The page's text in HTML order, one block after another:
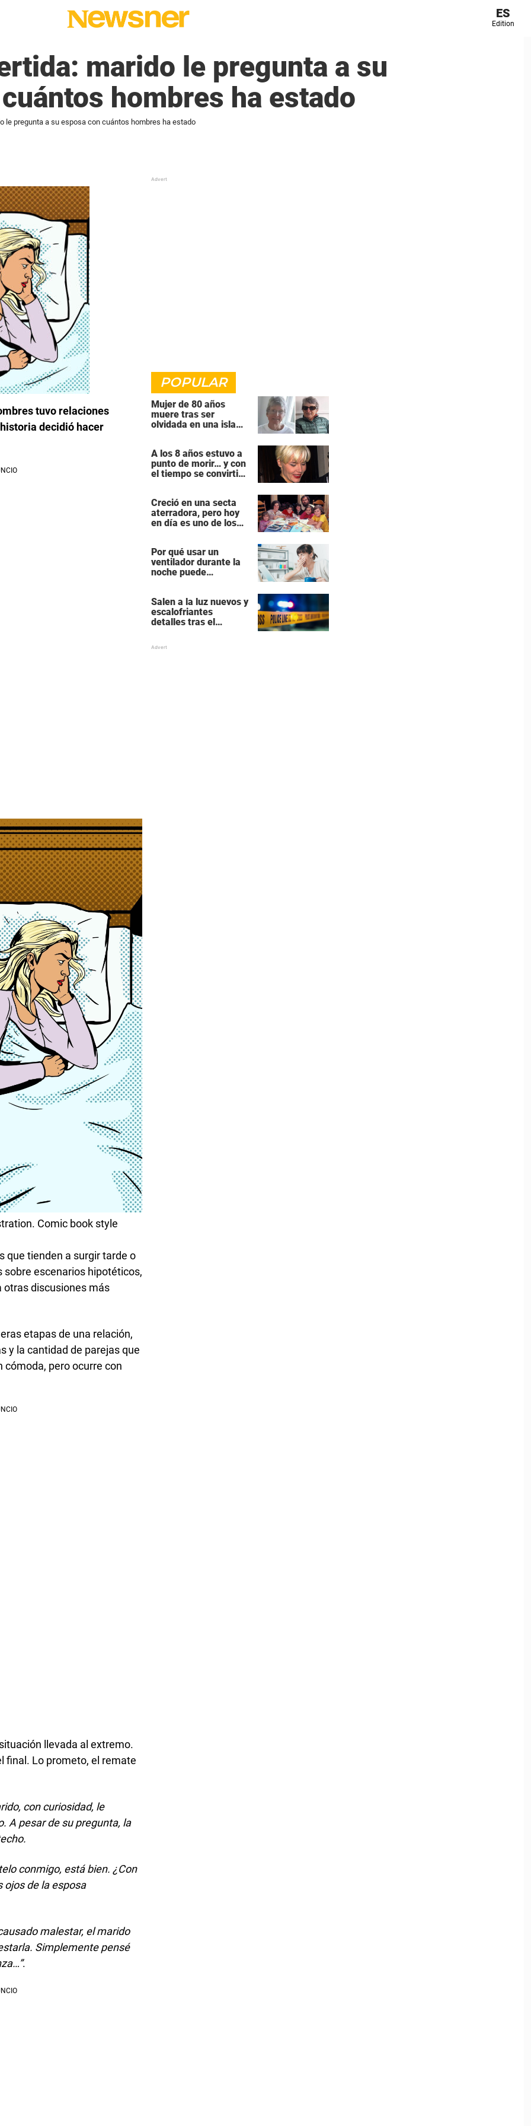
ES
Edition
marido le pregunta a su
hombres ha estado
le pregunta a su esposa con cuántos hombres ha estado
tuvo relaciones
decidió hacer
Comic book style
que tienden a surgir tarde o
escenarios hipotéticos,
otras discusiones más
etapas de una relación,
y la cantidad de parejas que
cómoda, pero ocurre con
llevada al extremo.
final. Lo prometo, el remate
con curiosidad, le
A pesar de su pregunta, la
conmigo, está bien. ¿Con
ojos de la esposa
malestar, el marido
Simplemente pensé
.
POPULAR
Mujer de 80 años
muere tras ser
olvidada en una isla
A los 8 años estuvo a
punto de morir… y con
el tiempo se convirtió
Hollywood
Creció en una secta
aterradora, pero hoy
en día es uno de los
Hollywood
Por qué usar un
ventilador durante la
noche puede
Salen a la luz nuevos y
escalofriantes
detalles tras el
de siete miembros